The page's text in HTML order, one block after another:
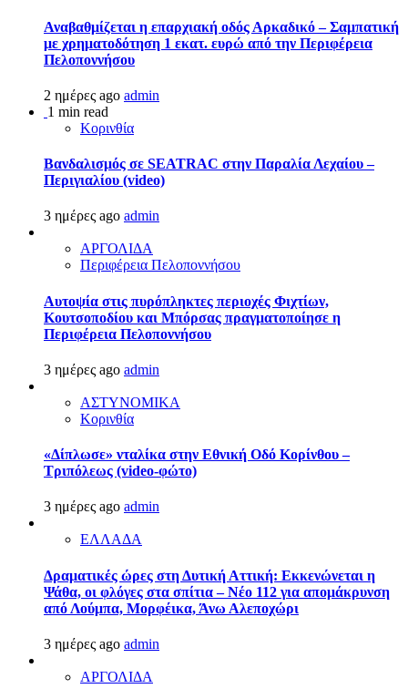
Αναβαθμίζεται η επαρχιακή οδός Αρκαδικό – Σαμπατική
με χρηματοδότηση 1 εκατ. ευρώ από την Περιφέρεια
Πελοποννήσου
2 ημέρες ago admin
1 min read
Κορινθία
Βανδαλισμός σε SEATRAC στην Παραλία Λεχαίου –
Περιγιαλίου (video)
3 ημέρες ago admin
ΑΡΓΟΛΙΔΑ
Περιφέρεια Πελοποννήσου
Αυτοψία στις πυρόπληκτες περιοχές Φιχτίων,
Κουτσοποδίου και Μπόρσας πραγματοποίησε η
Περιφέρεια Πελοποννήσου
3 ημέρες ago admin
ΑΣΤΥΝΟΜΙΚΑ
Κορινθία
«Δίπλωσε» νταλίκα στην Εθνική Oδό Κορίνθου –
Τριπόλεως (video-φώτο)
3 ημέρες ago admin
ΕΛΛΑΔΑ
Δραματικές ώρες στη Δυτική Αττική: Εκκενώνεται η
Ψάθα, οι φλόγες στα σπίτια – Νέο 112 για απομάκρυνση
από Λούμπα, Μορφέικα, Άνω Αλεποχώρι
3 ημέρες ago admin
ΑΡΓΟΛΙΔΑ